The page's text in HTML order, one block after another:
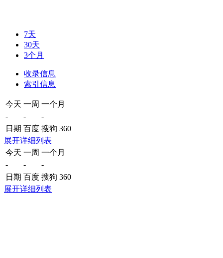
7天
30天
3个月
收录信息
索引信息
今天 一周 一个月
-
-
-
日期 百度 搜狗 360
展开详细列表
今天 一周 一个月
-
-
-
日期 百度 搜狗 360
展开详细列表